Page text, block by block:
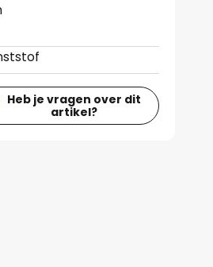
Heb je vragen over dit
artikel?